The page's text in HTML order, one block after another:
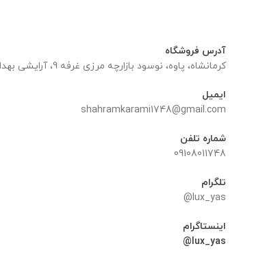
آدرس فروشگاه
کرمانشاه، پاوه، نوسود بازارچه مرزی غرفه 9، آرایشی بهداشتی لوکس یاس
ایمیل
shahramkarami1748@gmail.com
شماره تلفن
09108011748
تلگرام
lux_yas@
اینستاگرام
lux_yas@